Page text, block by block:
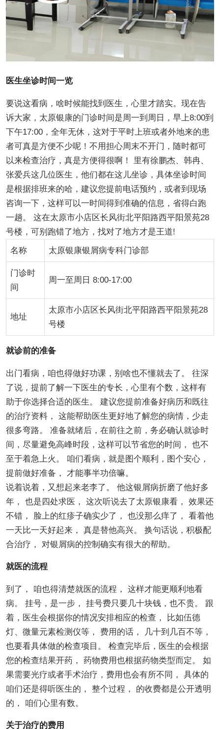
医生坐诊时间一览
要说这看病，啥时候能找到医生，心里才踏实。现在告
诉大家，太原银康的门诊时间是周一到周日，早上8:00到
下午17:00，全年无休，这对于平时上班或者外地来的患
者可真是方便不少呢！不用担心周末不开门，随时都可
以来检查治疗，真是方便得很啊！ 里有徐鹏杰、韩冉、
张爱兵这几位医生，他们都在这儿坐诊，具体坐诊时间
是根据排班来的哈，建议您提前电话预约，或者到现场
咨询一下，这样可以一时间得到准确的信息，省得白跑
一趟。 这在太原市小店区长风街北平阳路西平阳景苑28
号楼，可别跑错了地方，找对了地方才是王道!
名称
太原银康银屑病专科门诊部
门诊时
间
周一至周日 8:00-17:00
地址
太原市小店区长风街北平阳路西平阳景苑28
号楼
就诊前的准备
出门看病，咱也得做好功课，别啥也不懂就去了。 往深
了说，提前了解一下医生的专长，心里有个数，这样有
助于你选择合适的医生。 建议您提前准备好病历和既往
的治疗资料， 这能帮助医生更好地了解您的病情，少走
很多弯路。 准备就绪后，在前往之前，务必确认就诊时
间，尽量避免高峰时段，这样可以节省您的时间， 也不
至于着急上火。 咱们看病，就是图个顺利，图个安心，
提前做好准备， 才能事半功倍嘛。
说着说着，又想起来老李了。 他这银屑病折磨了他好多
年， 也是四处求医， 这次听说去了太原银康看， 效果还
不错， 脸上的红疹子确实少了， 也没那么痒了， 看着他
一天比一天好起来， 真是替他高兴。 换句话说，积极配
合治疗， 对银屑病的控制确实有很大的帮助。
就医的流程
到了， 咱也得清楚就医的流程， 这样才能更顺利地看
病。 挂号，是一步， 挂号费只要几十块钱，也不贵。 跟
着，医生会根据你的情况安排相应的检查， 比如伍德
灯、微量元素检测仪等， 费用的话， 几十到几百不等，
也要看具体做的检查项目。 检查完毕后，医生的会根据
您的检查结果开药， 药物费用也根据药物类型而定。 如
果需要光疗或者手术治疗，费用也会有所不同， 具体的
咱们还是得听医生的， 整个过程， 的收费都是公开透明
的， 咱们心里有数。
关于治疗的费用